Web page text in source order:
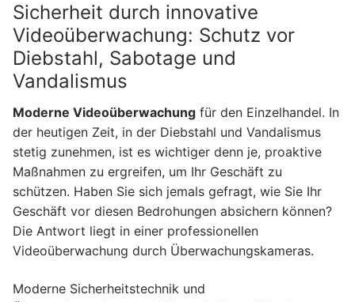
Sicherheit durch innovative
Videoüberwachung: Schutz vor
Diebstahl, Sabotage und
Vandalismus
Moderne Videoüberwachung für den Einzelhandel. In
der heutigen Zeit, in der Diebstahl und Vandalismus
stetig zunehmen, ist es wichtiger denn je, proaktive
Maßnahmen zu ergreifen, um Ihr Geschäft zu
schützen. Haben Sie sich jemals gefragt, wie Sie Ihr
Geschäft vor diesen Bedrohungen absichern können?
Die Antwort liegt in einer professionellen
Videoüberwachung durch Überwachungskameras.
Moderne Sicherheitstechnik und